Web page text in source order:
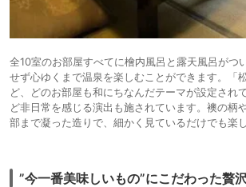
全10室のお部屋すべてに檜内風呂と露天風呂がつ
せず心ゆくまで温泉を楽しむことができます。「
ど、どのお部屋も和にちなんだテーマが設定され
ど非日常を感じる演出も施されています。襖の柄
部まで凝った造りで、細かく見ているだけでも楽し
”今一番美味しいもの”にこだわった贅